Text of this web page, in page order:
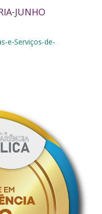
JUNHO
e-Serviços-de-